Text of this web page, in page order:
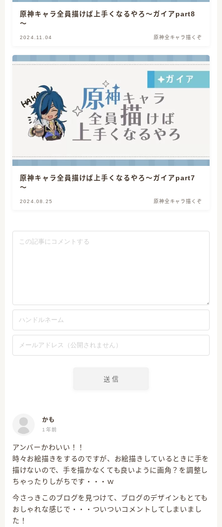
原神キャラ全員描けば上手くなるやろ～ガイアpart8
～
2024.11.04 原神全キャラ描くぞ
原神キャラ全員描けば上手くなるやろ～ガイアpart7
～
2024.08.25 原神全キャラ描くぞ
かも
1年前
アンバーかわいい！！
時々お絵描きをするのですが、お絵描きしているときに手を
描けないので、手を描かなくても良いように画角？を調整し
ちゃったりしがちです・・・ｗ
今さっきこのブログを見つけて、ブログのデザインもとても
おしゃれな感じで・・・ついついコメントしてしまいまし
た！